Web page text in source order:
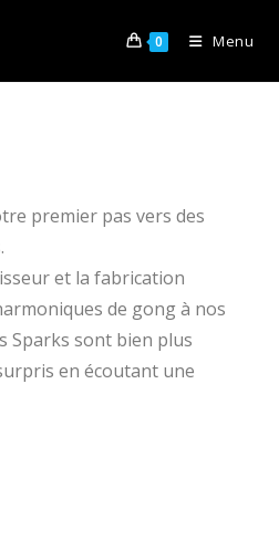
0 Menu
premier pas vers des
et la fabrication
de gong à nos
Sparks sont bien plus
en écoutant une